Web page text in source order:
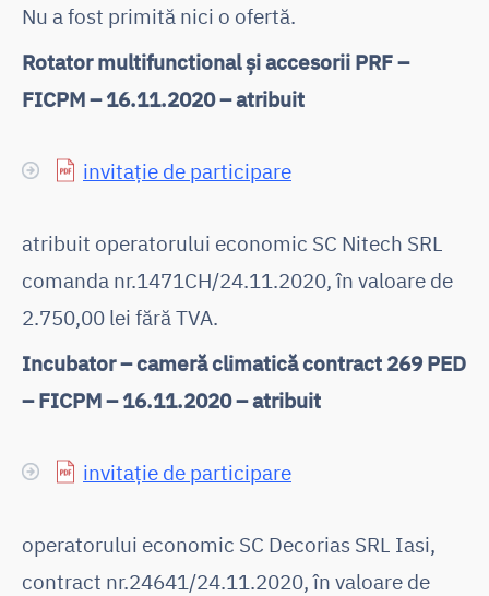
Nu a fost primită nici o ofertă.
Rotator multifunctional și accesorii PRF –
FICPM – 16.11.2020 – atribuit
invitație de participare
atribuit operatorului economic SC Nitech SRL
comanda nr.1471CH/24.11.2020, în valoare de
2.750,00 lei fără TVA.
Incubator – cameră climatică contract 269 PED
– FICPM – 16.11.2020 – atribuit
invitație de participare
operatorului economic SC Decorias SRL Iasi,
contract nr.24641/24.11.2020, în valoare de